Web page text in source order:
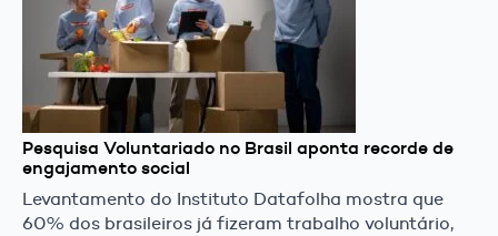
Pesquisa Voluntariado no Brasil aponta recorde de
engajamento social
Levantamento do Instituto Datafolha mostra que
60% dos brasileiros já fizeram trabalho voluntário,